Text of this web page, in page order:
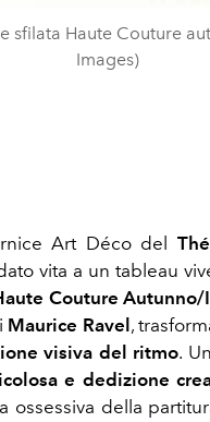
sfilata Haute Couture
Images)
Art Déco del
vita a un tableau
Couture
Maurice Ravel ,
visiva del ritmo.
e dedizione
ossessiva della